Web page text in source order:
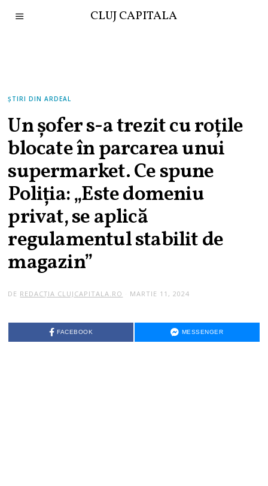
CLUJ CAPITALA
ȘTIRI DIN ARDEAL
Un șofer s-a trezit cu roțile
blocate în parcarea unui
supermarket. Ce spune
Poliția: „Este domeniu
privat, se aplică
regulamentul stabilit de
magazin”
DE REDACȚIA CLUJCAPITALA.RO MARTIE 11, 2024
FACEBOOK MESSENGER